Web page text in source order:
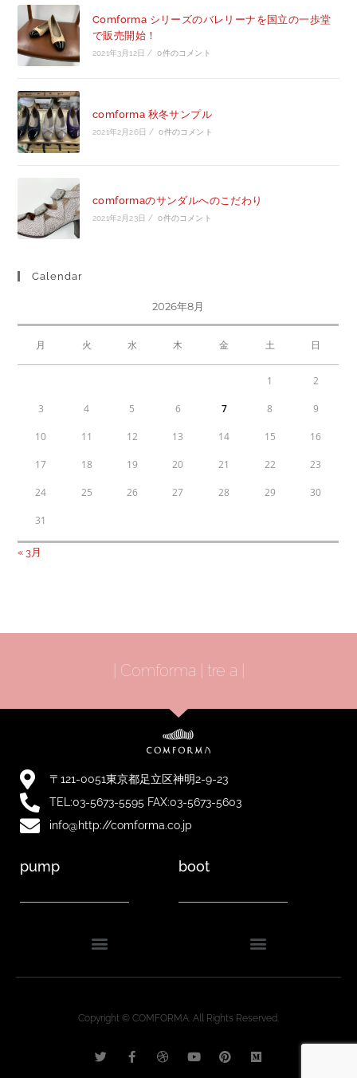
Comforma シリーズのバレリーナを国立の一歩堂
で販売開始！
2021年3月12日 / 0件のコメント
comforma 秋冬サンプル
2021年2月26日 / 0件のコメント
comformaのサンダルへのこだわり
2021年2月23日 / 0件のコメント
Calendar
2026年8月
月 火 水 木 金 土 日
1 2
3 4 5 6 7 8 9
10 11 12 13 14 15 16
17 18 19 20 21 22 23
24 25 26 27 28 29 30
31
« 3月
| Comforma | tre a |
〒121-0051東京都足立区神明2-9-23
TEL:03-5673-5595 FAX:03-5673-5603
info@http://comforma.co.jp
pump boot
Copyright © COMFORMA. All Rights Reserved.